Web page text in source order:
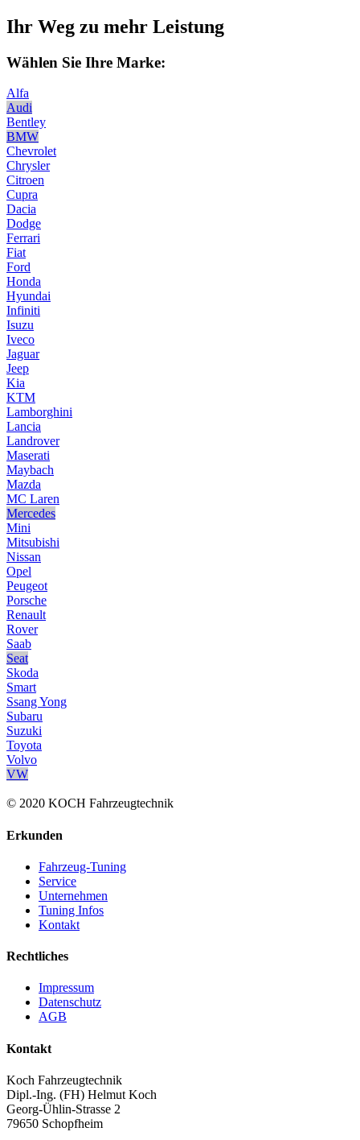
Ihr Weg zu mehr Leistung
Wählen Sie Ihre Marke:
Alfa
Audi
Bentley
BMW
Chevrolet
Chrysler
Citroen
Cupra
Dacia
Dodge
Ferrari
Fiat
Ford
Honda
Hyundai
Infiniti
Isuzu
Iveco
Jaguar
Jeep
Kia
KTM
Lamborghini
Lancia
Landrover
Maserati
Maybach
Mazda
MC Laren
Mercedes
Mini
Mitsubishi
Nissan
Opel
Peugeot
Porsche
Renault
Rover
Saab
Seat
Skoda
Smart
Ssang Yong
Subaru
Suzuki
Toyota
Volvo
VW
© 2020 KOCH Fahrzeugtechnik
Erkunden
Fahrzeug-Tuning
Service
Unternehmen
Tuning Infos
Kontakt
Rechtliches
Impressum
Datenschutz
AGB
Kontakt
Koch Fahrzeugtechnik
Dipl.-Ing. (FH) Helmut Koch
Georg-Ühlin-Strasse 2
79650 Schopfheim